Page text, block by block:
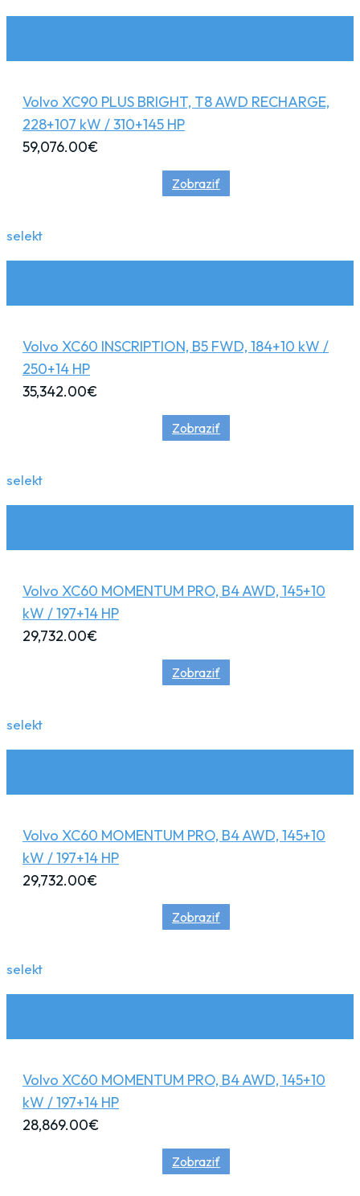
Volvo XC90 PLUS BRIGHT, T8 AWD RECHARGE,
228+107 kW / 310+145 HP
59,076.00€
Zobraziť
selekt
Volvo XC60 INSCRIPTION, B5 FWD, 184+10 kW /
250+14 HP
35,342.00€
Zobraziť
selekt
Volvo XC60 MOMENTUM PRO, B4 AWD, 145+10
kW / 197+14 HP
29,732.00€
Zobraziť
selekt
Volvo XC60 MOMENTUM PRO, B4 AWD, 145+10
kW / 197+14 HP
29,732.00€
Zobraziť
selekt
Volvo XC60 MOMENTUM PRO, B4 AWD, 145+10
kW / 197+14 HP
28,869.00€
Zobraziť